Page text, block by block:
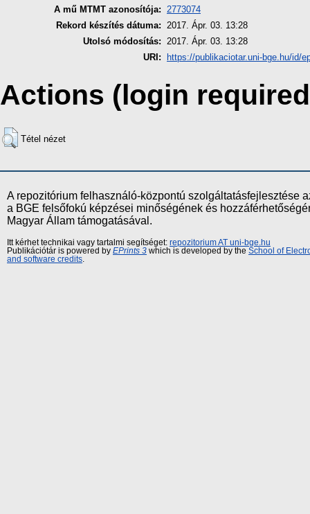
A mű MTMT azonosítója: 2773074
Rekord készítés dátuma: 2017. Ápr. 03. 13:28
Utolsó módosítás: 2017. Ápr. 03. 13:28
URI:
https://publikaciotar.uni-bge.hu/id/
Actions (login
Tétel nézet
A repozitórium felhasználó-központú szolgáltatásfejlesztése
a BGE felsőfokú képzései minőségének és
Magyar Állam támogatásával.
Itt kérhet technikai vagy tartalmi segítséget: repozitorium AT uni-bge.hu
Publikációtár is powered by EPrints 3 which is developed by the School of
and software credits